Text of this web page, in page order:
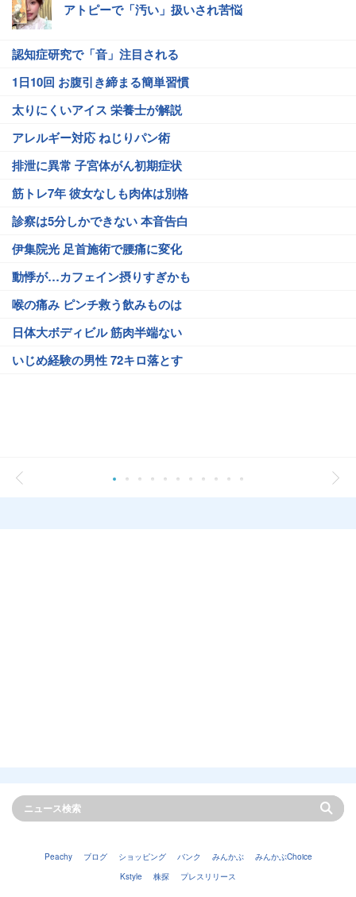
アトピーで「汚い」扱いされ苦悩
認知症研究で「音」注目される
1日10回 お腹引き締まる簡単習慣
太りにくいアイス 栄養士が解説
アレルギー対応 ねじりパン術
排泄に異常 子宮体がん初期症状
筋トレ7年 彼女なしも肉体は別格
診察は5分しかできない 本音告白
伊集院光 足首施術で腰痛に変化
動悸が…カフェイン摂りすぎかも
喉の痛み ピンチ救う飲みものは
日体大ボディビル 筋肉半端ない
いじめ経験の男性 72キロ落とす
Peachy ブログ ショッピング バンク みんかぶ
みんかぶChoice
Kstyle
株探 プレスリリース